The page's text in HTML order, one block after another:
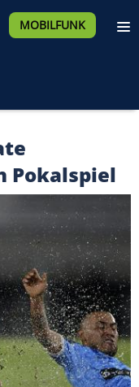
MOBILFUNK
Pokalspiel